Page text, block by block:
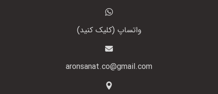
واتساپ (کلیک کنید)
aronsanat.co@gmail.com